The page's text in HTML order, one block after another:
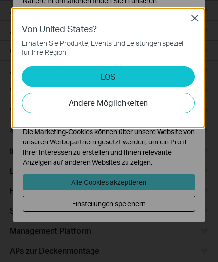
Access
Access Pro
GPON
Agile
Wired Gateways
WiFi Gateways
4G/5G WiFi Gateways
Integrated Gateways
DSL Gateways
Hardware
Software
Management Platform
APs zur Deckenmontage
Von United States?
Erhalten Sie Produkte, Events und Leistungen speziell
für Ihre Region
LOS
Andere Möglichkeiten
Close
Datenschutzhinweisen.
Notwendige Cookies
erforderlich und können in Ihren Systemen nicht
Analyse- und Marketing-Cookies
Analyse-Cookies ermöglichen es uns, Ihre Aktivitäten
auf unserer Website zu analysieren, um die
Funktionsweise unserer Website zu verbessern und
Die Marketing-Cookies können über unsere Website von
unseren Werbepartnern gesetzt werden, um ein Profil
Ihrer Interessen zu erstellen und Ihnen relevante
Anzeigen auf anderen Websites zu zeigen.
Alle Cookies akzeptieren
Einstellungen speichern